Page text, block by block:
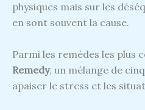
physiques mais sur les
en sont souvent la cause.
Parmi les remèdes les plus
Remedy, un mélange de
apaiser le stress et les